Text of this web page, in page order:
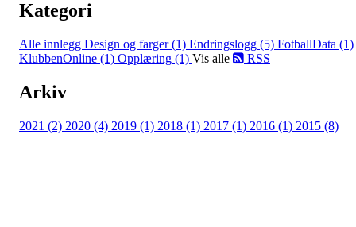
Kategori
Alle innlegg Design og farger (1) Endringslogg (5) FotballData (1)
KlubbenOnline (1) Opplæring (1) Vis alle RSS
Arkiv
2021 (2) 2020 (4) 2019 (1) 2018 (1) 2017 (1) 2016 (1) 2015 (8)